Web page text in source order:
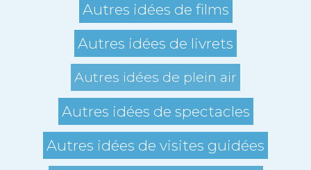
Autres idées de films
Autres idées de livrets
Autres idées de plein air
Autres idées de spectacles
Autres idées de visites guidées